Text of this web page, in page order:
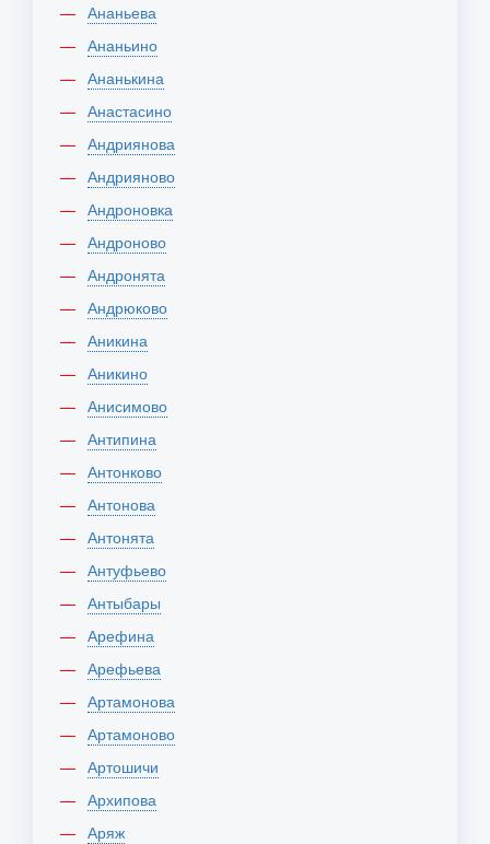
Ананьева
Ананьино
Ананькина
Анастасино
Андриянова
Андрияново
Андроновка
Андроново
Андронята
Андрюково
Аникина
Аникино
Анисимово
Антипина
Антонково
Антонова
Антонята
Антуфьево
Антыбары
Арефина
Арефьева
Артамонова
Артамоново
Артошичи
Архипова
Аряж